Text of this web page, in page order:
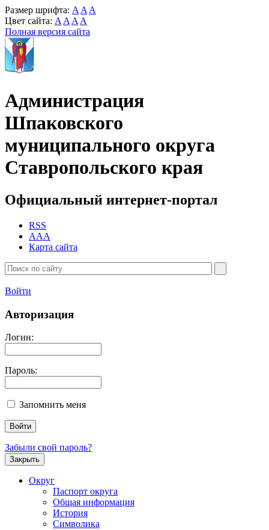
Размер шрифта: A A A
Цвет сайта: A A A A
Полная версия сайта
Администрация
Шпаковского
муниципального округа
Ставропольского края
Официальный интернет-портал
RSS
AAA
Карта сайта
Войти
Авторизация
Логин:
Пароль:
Запомнить меня
Забыли свой пароль?
Закрыть
Округ
Паспорт округа
Общая информация
История
Символика